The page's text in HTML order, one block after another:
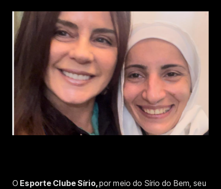
O Esporte Clube Sírio,por meio do Sírio do Bem, seu